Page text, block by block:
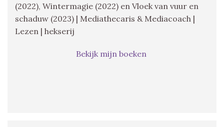
(2022), Wintermagie (2022) en Vloek van vuur en
schaduw (2023) | Mediathecaris & Mediacoach |
Lezen | hekserij
Bekijk mijn boeken